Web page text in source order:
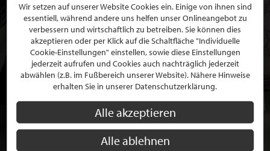
BEWERBEN SIE SICH FÜR EINE GRATIS
Wir setzen auf unserer Website Cookies ein. Einige von ihnen sind
essentiell, während andere uns helfen unser Onlineangebot zu
verbessern und wirtschaftlich zu betreiben. Sie können dies
akzeptieren oder per Klick auf die Schaltfläche "Individuelle
Cookie-Einstellungen" einstellen, sowie diese Einstellungen
jederzeit aufrufen und Cookies auch nachträglich jederzeit
abwählen (z.B. im Fußbereich unserer Website). Nähere Hinweise
erhalten Sie in unserer Datenschutzerklärung.
Alle akzeptieren
Alle ablehnen